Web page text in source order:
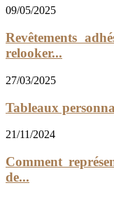
09/05/2025
Revêtements
relooker...
27/03/2025
Tableaux
21/11/2024
Comment
de...